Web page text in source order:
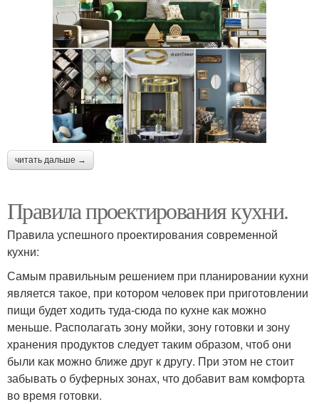
читать дальше →
Правила проектирования кухни.
Правила успешного проектирования современной
кухни:
Самым правильным решением при планировании кухни
является такое, при котором человек при приготовлении
пищи будет ходить туда-сюда по кухне как можно
меньше. Располагать зону мойки, зону готовки и зону
хранения продуктов следует таким образом, чтоб они
были как можно ближе друг к другу. При этом не стоит
забывать о буферных зонах, что добавит вам комфорта
во время готовки.